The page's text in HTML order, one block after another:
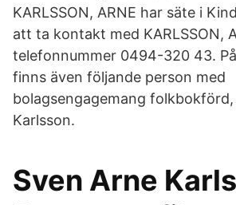
KARLSSON, ARNE har säte i
att ta kontakt med KARLSSON,
telefonnummer 0494-320 43.
finns även följande person med
bolagsengagemang folkbokförd,
Karlsson.
Sven Arne